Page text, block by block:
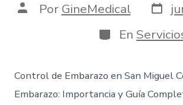
Por GineMedical
En
Control de Embarazo en San Miguel
Embarazo: Importancia y Guía